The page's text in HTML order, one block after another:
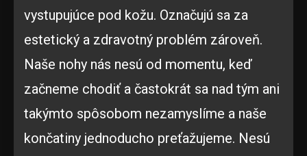
vystupujúce pod kožu. Označujú sa za
estetický a zdravotný problém zároveň.
Naše nohy nás nesú od momentu, keď
začneme chodiť a častokrát sa nad tým ani
takýmto spôsobom nezamyslíme a naše
končatiny jednoducho preťažujeme. Nesú